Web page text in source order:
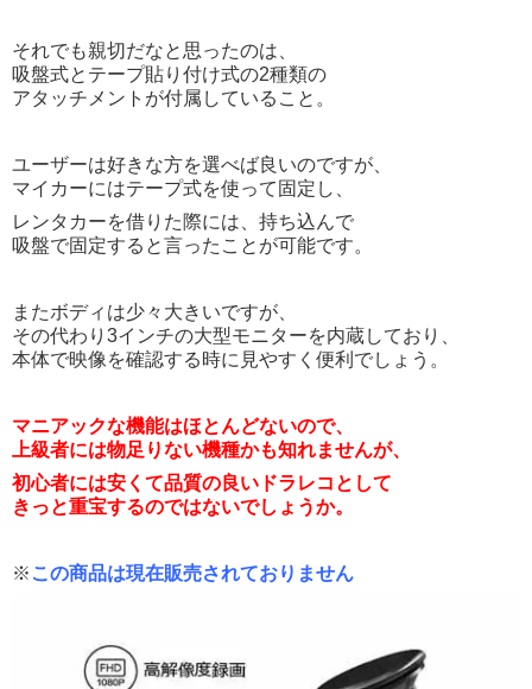
それでも親切だなと思ったのは、
吸盤式とテープ貼り付け式の2種類の
アタッチメントが付属していること。
ユーザーは好きな方を選べば良いのですが、
マイカーにはテープ式を使って固定し、
レンタカーを借りた際には、持ち込んで
吸盤で固定すると言ったことが可能です。
またボディは少々大きいですが、
その代わり3インチの大型モニターを内蔵しており、
本体で映像を確認する時に見やすく便利でしょう。
マニアックな機能はほとんどないので、
上級者には物足りない機種かも知れませんが、
初心者には安くて品質の良いドラレコとして
きっと重宝するのではないでしょうか。
※ この商品は現在販売されておりません